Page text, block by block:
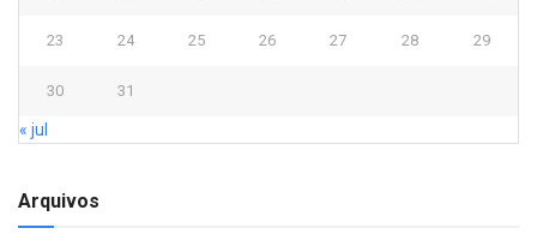
23 24 25 26 27 28 29
30 31
« jul
Arquivos